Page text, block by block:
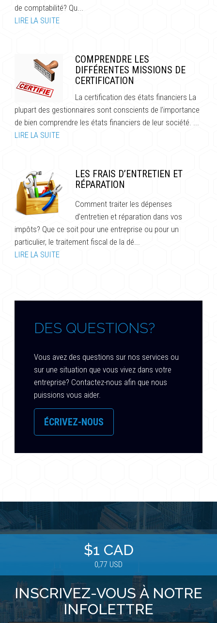
de comptabilité? Qu...
LIRE LA SUITE
COMPRENDRE LES
DIFFÉRENTES MISSIONS DE
CERTIFICATION
La certification des états financiers La
plupart des gestionnaires sont conscients de l’importance
de bien comprendre les états financiers de leur société. ...
LIRE LA SUITE
LES FRAIS D’ENTRETIEN ET
RÉPARATION
Comment traiter les dépenses
d’entretien et réparation dans vos
impôts? Que ce soit pour une entreprise ou pour un
particulier, le traitement fiscal de la dé...
LIRE LA SUITE
DES QUESTIONS?
Vous avez des questions sur nos services ou
sur une situation que vous vivez dans votre
entreprise? Contactez-nous afin que nous
puissions vous aider.
ÉCRIVEZ-NOUS
$1 CAD
0,77 USD
INSCRIVEZ-VOUS À NOTRE
INFOLETTRE